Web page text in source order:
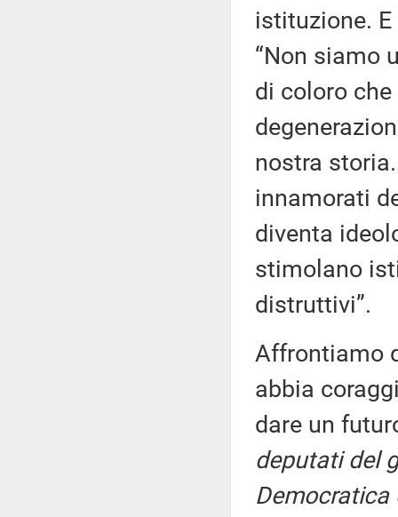
istituzione.
“Non siamo
di coloro
nostra
innamorati
diventa
stimolano
distruttivi”.
Affrontiamo
abbia
dare un
deputati del